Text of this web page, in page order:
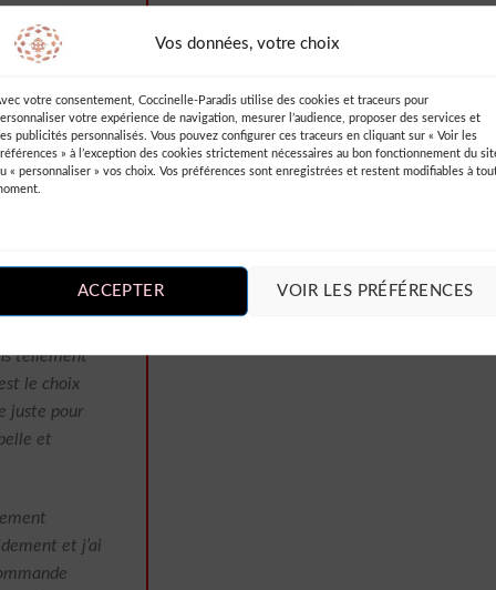
Vos données, votre choix
votre consentement, Coccinelle-Paradis utilise des cookies et traceurs pour
votre expérience de navigation, mesurer l’audience, proposer des services et
publicités personnalisés. Vous pouvez configurer ces traceurs en cliquant sur « Voir les
» à l’exception des cookies strictement nécessaires au bon fonctionnement du
« personnaliser » vos choix. Vos préférences sont enregistrées et restent modifiables à
ACCEPTER VOIR LES PRÉFÉRENCES
pièce
est doux
fois
tenue
cette robe,
tellement
le choix
juste pour
et
et j’ai